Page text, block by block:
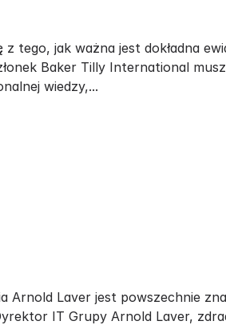
tego, jak ważna jest dokładna
Baker Tilly International
wiedzy,...
Arnold Laver jest powszechnie
IT Grupy Arnold Laver,